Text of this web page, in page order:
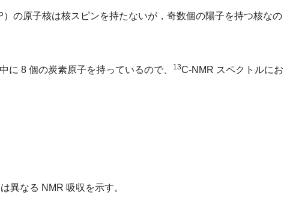
）の原子核は核スピンを持たないが，奇数個の陽子を持つ核なの
8 個の炭素原子を持っているので、 13C-NMR スペクトルにお
異なる NMR 吸収を示す。